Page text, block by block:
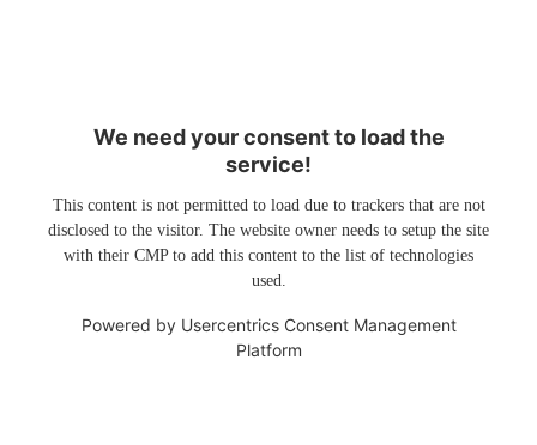
We need your consent to load the
service!
This content is not permitted to load due to trackers that are not
disclosed to the visitor. The website owner needs to setup the site
with their CMP to add this content to the list of technologies
used.
Powered by Usercentrics Consent Management
Platform